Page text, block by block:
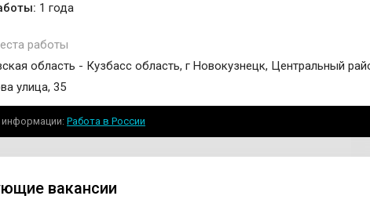
1 года
работы
область - Кузбасс область, г Новокузнецк, Центральный
улица, 35
информации Работа в России
вакансии